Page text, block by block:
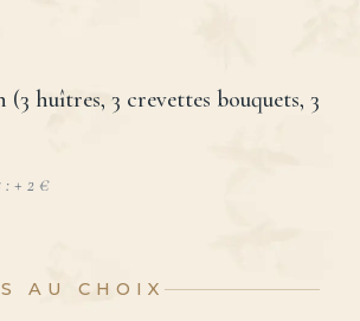
huîtres, 3 crevettes bouquets, 3
: + 2 €
AU CHOIX